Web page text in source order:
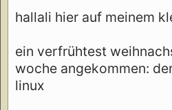
hallali hier auf meinem
ein verfrühtest
woche angekommen:
linux